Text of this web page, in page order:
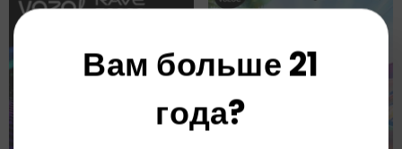
Вам больше 21
года?